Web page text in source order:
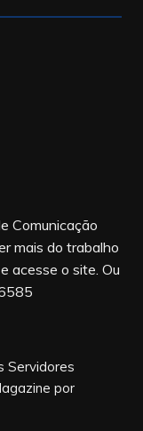
Comunicação
mais do trabalho
acesse o site. Ou
Servidores
por